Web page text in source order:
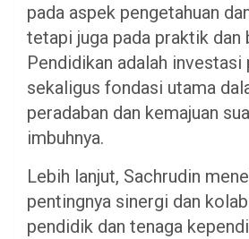
pada aspek pengetahuan
tetapi juga pada praktik dan
Pendidikan adalah investasi
sekaligus fondasi utama
peradaban dan kemajuan
imbuhnya.
Lebih lanjut, Sachrudin
pentingnya sinergi dan
pendidik dan tenaga